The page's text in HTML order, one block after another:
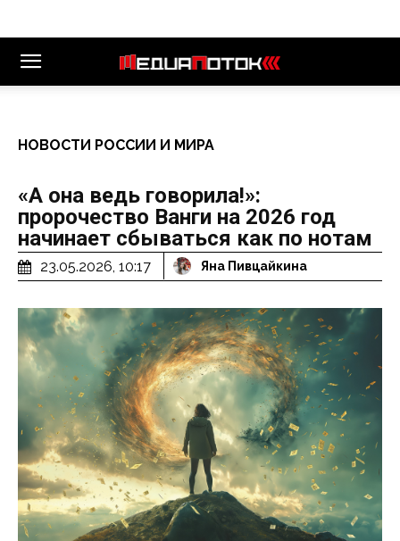
НОВОСТИ РОССИИ И МИРА
«А она ведь говорила!»:
пророчество Ванги на 2026 год
начинает сбываться как по нотам
23.05.2026, 10:17 Яна Пивцайкина